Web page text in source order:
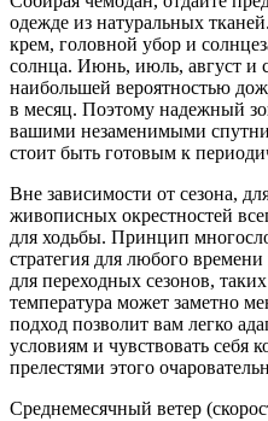
одежде из натуральных
крем, головной убор и
солнца. Июнь, июль, август и
наибольшей вероятностью
в месяц. Поэтому надежный
вашими незаменимыми
стоит быть готовым к
Вне зависимости от сезона,
живописных окрестностей
для ходьбы. Принцип
стратегия для любого
для переходных сезонов,
температура может заметно
подход позволит вам легко
условиям и чувствовать себя
прелестями этого
Среднемесячный ветер